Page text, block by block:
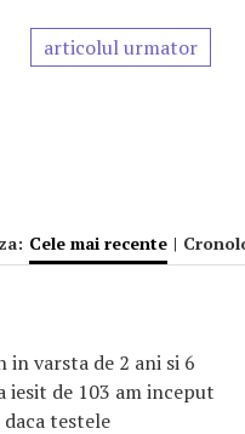
articolul urmator
Cele mai recente |
in varsta de 2 ani si 6
iesit de 103 am inceput
testele